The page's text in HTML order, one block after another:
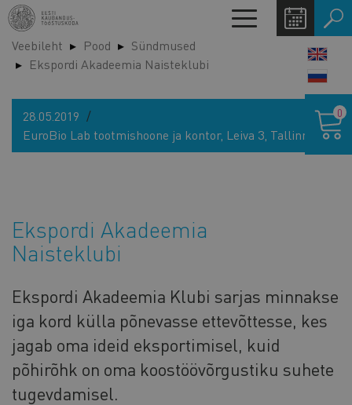
Liigu
edasi
põhisisu
juurde
Toggle
navigation
Veebileht Pood
Sündmused
Ekspordi Akadeemia Naisteklubi
28.05.2019
EuroBio Lab tootmishoone ja kontor, Leiva 3, Tallinn
Ekspordi Akadeemia
Naisteklubi
Ekspordi Akadeemia Klubi sarjas minnakse
iga kord külla põnevasse ettevõttesse, kes
jagab oma ideid eksportimisel, kuid
põhirõhk on oma koostöövõrgustiku suhete
tugevdamisel.
0